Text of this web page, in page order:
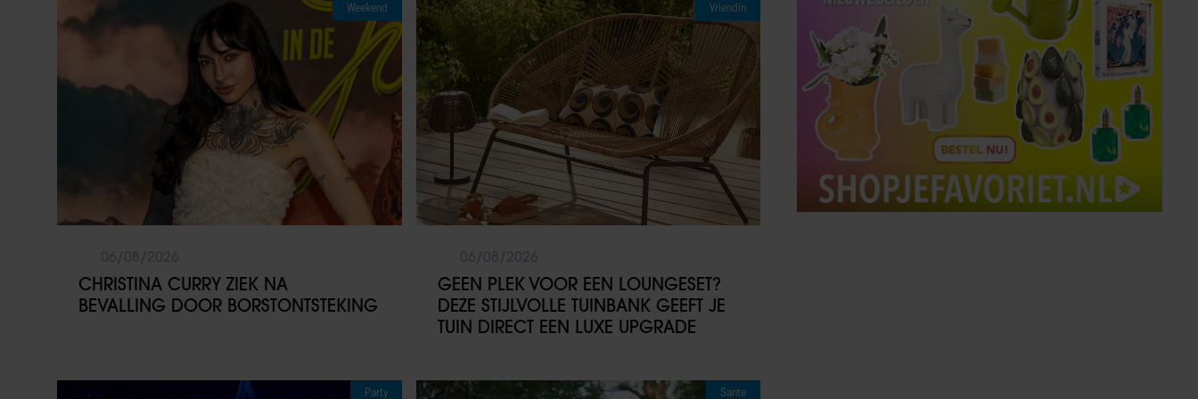
Weekend
CHRISTINA CURRY ZIEK NA
BEVALLING DOOR BORSTONTSTEKING
Vriendin
GEEN PLEK VOOR EEN LOUNGESET?
DEZE STIJLVOLLE TUINBANK GEEFT JE
TUIN DIRECT EEN LUXE UPGRADE
Party Sante